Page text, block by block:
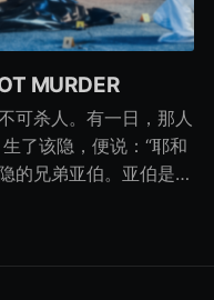
MURDER
可杀人。有一日，那人
了该隐，便说：“耶和
的兄弟亚伯。亚伯是牧
拿地里的出产为供物
的和羊的脂油献上。